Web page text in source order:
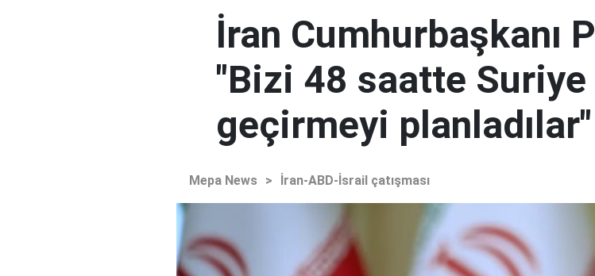
İran Cumhurbaşkanı
"Bizi 48 saatte
geçirmeyi planladılar"
Mepa News > İran-ABD-İsrail çatışması